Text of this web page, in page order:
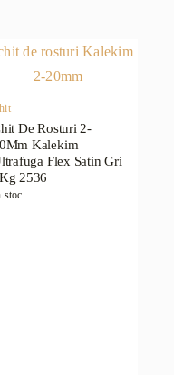
De Rosturi 2-
Kalekim
Flex Satin Gri
2536
stoc